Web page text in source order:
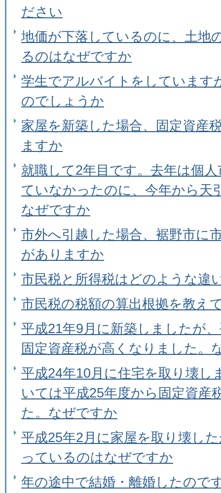
ださい
地価が下落しているのに、土地
るのはなぜですか
学生でアルバイトをしています
のでしょうか
家屋を新築した場合、固定資産
ますか
就職して2年目です。去年は個
ていなかったのに、今年から天
なぜですか
市外へ引越した場合、裾野市に
がありますか
市民税と所得税はどのような違
市民税の税額の算出根拠を教え
平成21年9月に新築しましたが
固定資産税が高くなりました。
平成24年10月に住宅を取り壊し
いては平成25年度から固定資産
た。なぜですか
平成25年2月に家屋を取り壊し
っているのはなぜですか
年の途中で結婚・離婚したので